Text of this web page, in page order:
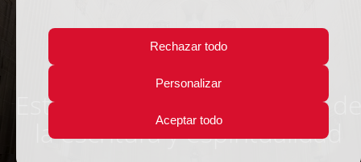
Rechazar todo
Personalizar
Aceptar todo
Conversaciones de San
Esteban: Santo Tomás, uso
la escritura y espiritualidad